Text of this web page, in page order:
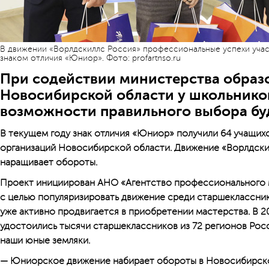
В движении «Ворлдскиллс Россия» профессиональные успехи
знаком отличия «Юниор». Фото: profartnso.ru
При содействии министерства
Новосибирской области у
возможности правильного выбора
В текущем году знак отличия «Юниор» получили 64
организаций Новосибирской области. Движение
наращивает обороты.
Проект инициирован АНО «Агентство профессионального
с целью популяризировать движение среди
уже активно продвигается в приобретении мастерства. В
удостоились тысячи старшеклассников из 72 регионов
наши юные земляки.
— Юниорское движение набирает обороты в